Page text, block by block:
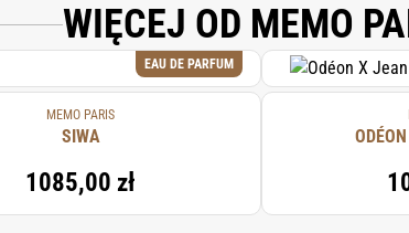
WIĘCEJ OD MEMO
EAU DE PARFUM
MEMO PARIS
SIWA
1085,00 zł